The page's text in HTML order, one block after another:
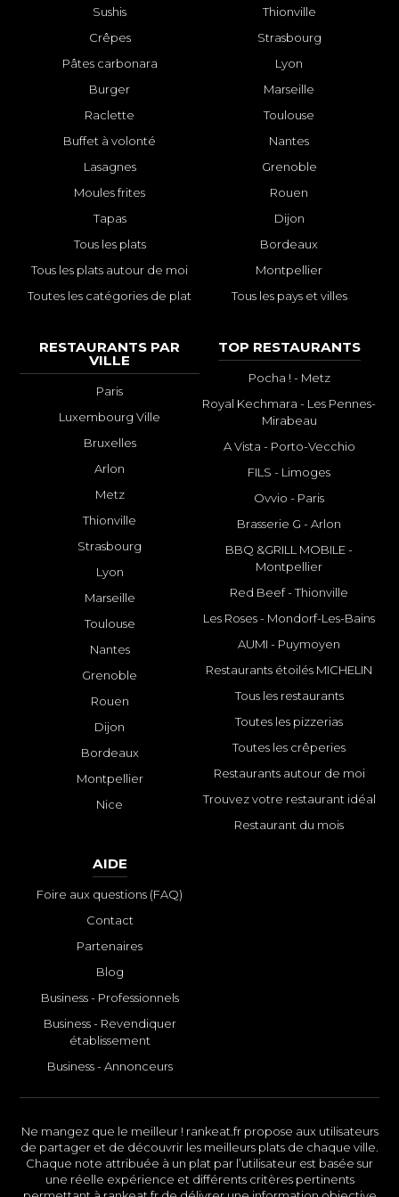
Sushis
Crêpes
Pâtes carbonara
Burger
Raclette
Buffet à volonté
Lasagnes
Moules frites
Tapas
Tous les plats
Tous les plats autour de moi
Toutes les catégories de plat
Thionville
Strasbourg
Lyon
Marseille
Toulouse
Nantes
Grenoble
Rouen
Dijon
Bordeaux
Montpellier
Tous les pays et villes
RESTAURANTS PAR
VILLE
Paris
Luxembourg Ville
Bruxelles
Arlon
Metz
Thionville
Strasbourg
Lyon
Marseille
Toulouse
Nantes
Grenoble
Rouen
Dijon
Bordeaux
Montpellier
Nice
TOP RESTAURANTS
Pocha ! - Metz
Royal Kechmara - Les Pennes-
Mirabeau
A Vista - Porto-Vecchio
FILS - Limoges
Ovvio - Paris
Brasserie G - Arlon
BBQ &GRILL MOBILE -
Montpellier
Red Beef - Thionville
Les Roses - Mondorf-Les-Bains
AUMI - Puymoyen
Restaurants étoilés MICHELIN
Tous les restaurants
Toutes les pizzerias
Toutes les crêperies
Restaurants autour de moi
Trouvez votre restaurant idéal
Restaurant du mois
AIDE
Foire aux questions (FAQ)
Contact
Partenaires
Blog
Business - Professionnels
Business - Revendiquer
établissement
Business - Annonceurs
Ne mangez que le meilleur ! rankeat.fr propose aux utilisateurs
de partager et de découvrir les meilleurs plats de chaque ville.
Chaque note attribuée à un plat par l’utilisateur est basée sur
une réelle expérience et différents critères pertinents